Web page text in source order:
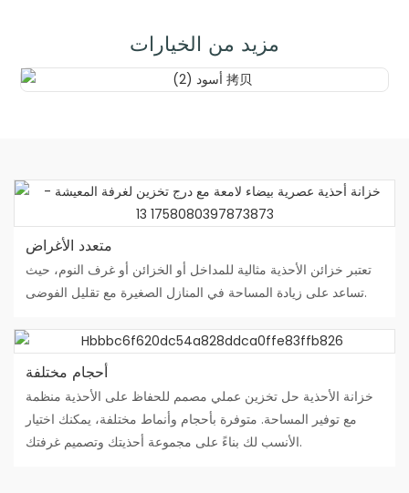
مزيد من الخيارات
متعدد الأغراض
تعتبر خزائن الأحذية مثالية للمداخل أو الخزائن أو غرف النوم، حيث
تساعد على زيادة المساحة في المنازل الصغيرة مع تقليل الفوضى.
أحجام مختلفة
خزانة الأحذية حل تخزين عملي مصمم للحفاظ على الأحذية منظمة
مع توفير المساحة. متوفرة بأحجام وأنماط مختلفة، يمكنك اختيار
الأنسب لك بناءً على مجموعة أحذيتك وتصميم غرفتك.